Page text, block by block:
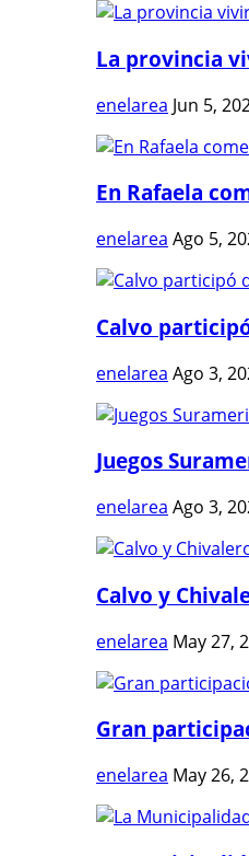
La provincia
enelarea Jun 5,
En Rafaela
enelarea Ago 5,
Calvo
enelarea Ago 3,
Juegos
enelarea Ago 3,
Calvo y
enelarea May 27,
Gran
enelarea May 26,